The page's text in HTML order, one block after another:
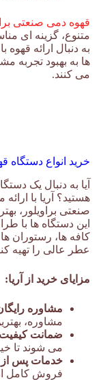
قهوه دمی صنعتی
متنوع، گزینه ای
به دنبال ارائه
ها به بهبود تجربه
می کنند.
خرید انواع دستگاه
آیا به دنبال یک
هستید؟ آریا با
صنعتی براویلور،
این دستگاه ها با
کافه ها، رستوران
عطر عالی را تهیه
مزایای خرید از آریا:
مشاوره
مشاوره،
ضمانت
می شوند تا
خدمات پس
فروش کامل